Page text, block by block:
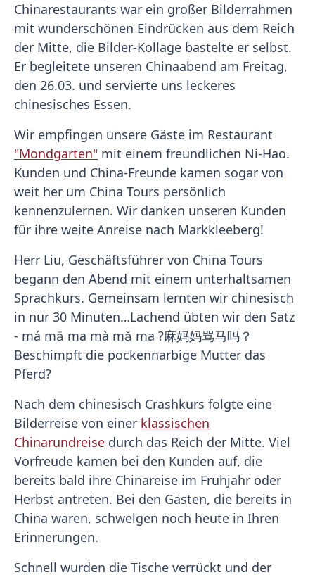
Chinarestaurants war ein großer Bilderrahmen
mit wunderschönen Eindrücken aus dem Reich
der Mitte, die Bilder-Kollage bastelte er selbst.
Er begleitete unseren Chinaabend am Freitag,
den 26.03. und servierte uns leckeres
chinesisches Essen.
Wir empfingen unsere Gäste im Restaurant
"Mondgarten" mit einem freundlichen Ni-Hao.
Kunden und China-Freunde kamen sogar von
weit her um China Tours persönlich
kennenzulernen. Wir danken unseren Kunden
für ihre weite Anreise nach Markkleeberg!
Herr Liu, Geschäftsführer von China Tours
begann den Abend mit einem unterhaltsamen
Sprachkurs. Gemeinsam lernten wir chinesisch
in nur 30 Minuten…Lachend übten wir den Satz
- má mā ma mà mǎ ma ?麻妈妈骂马吗？
Beschimpft die pockennarbige Mutter das
Pferd?
Nach dem chinesisch Crashkurs folgte eine
Bilderreise von einer klassischen
Chinarundreise durch das Reich der Mitte. Viel
Vorfreude kamen bei den Kunden auf, die
bereits bald ihre Chinareise im Frühjahr oder
Herbst antreten. Bei den Gästen, die bereits in
China waren, schwelgen noch heute in Ihren
Erinnerungen.
Schnell wurden die Tische verrückt und der